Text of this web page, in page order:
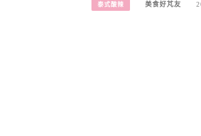
泰式酸辣 美食好芃友